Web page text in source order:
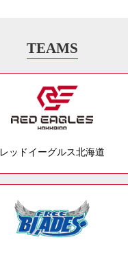
TEAMS
レッドイーグルス北海道